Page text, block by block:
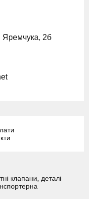
Яремчука, 2б
клапани, деталі